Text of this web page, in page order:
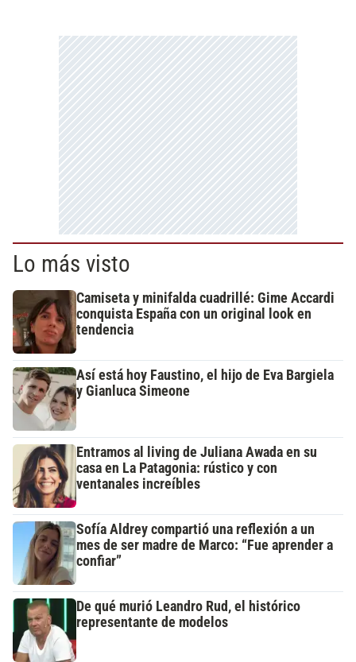
Lo más visto
Camiseta y minifalda cuadrillé: Gime Accardi
conquista España con un original look en
tendencia
Así está hoy Faustino, el hijo de Eva Bargiela
y Gianluca Simeone
Entramos al living de Juliana Awada en su
casa en La Patagonia: rústico y con
ventanales increíbles
Sofía Aldrey compartió una reflexión a un
mes de ser madre de Marco: “Fue aprender a
confiar”
De qué murió Leandro Rud, el histórico
representante de modelos